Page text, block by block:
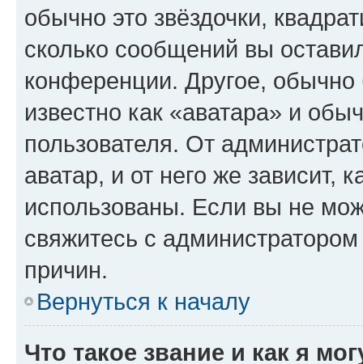
обычно это звёздочки,
сколько сообщений вы
конференции. Другое,
известно как «аватара» и
пользователя. От
аватар, и от него же зависит,
использованы. Если вы не
свяжитесь с
причин.
Вернуться к началу
Что такое звание и как я